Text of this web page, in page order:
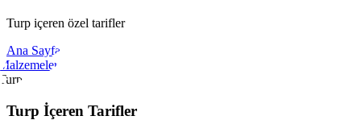
Turp içeren özel tarifler
Ana Sayfa
Turp İçeren Tarifler